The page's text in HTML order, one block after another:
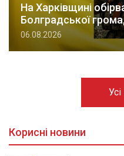
На Харківщині
Болградської
06.08.2026
Усі
Корисні новини